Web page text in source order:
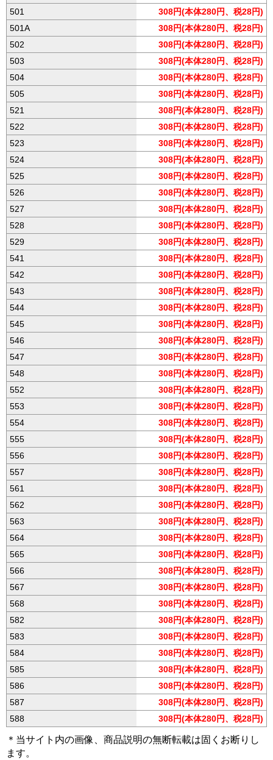
501
308円(本体280円、税28円)
501A
308円(本体280円、税28円)
502
308円(本体280円、税28円)
503
308円(本体280円、税28円)
504
308円(本体280円、税28円)
505
308円(本体280円、税28円)
521
308円(本体280円、税28円)
522
308円(本体280円、税28円)
523
308円(本体280円、税28円)
524
308円(本体280円、税28円)
525
308円(本体280円、税28円)
526
308円(本体280円、税28円)
527
308円(本体280円、税28円)
528
308円(本体280円、税28円)
529
308円(本体280円、税28円)
541
308円(本体280円、税28円)
542
308円(本体280円、税28円)
543
308円(本体280円、税28円)
544
308円(本体280円、税28円)
545
308円(本体280円、税28円)
546
308円(本体280円、税28円)
547
308円(本体280円、税28円)
548
308円(本体280円、税28円)
552
308円(本体280円、税28円)
553
308円(本体280円、税28円)
554
308円(本体280円、税28円)
555
308円(本体280円、税28円)
556
308円(本体280円、税28円)
557
308円(本体280円、税28円)
561
308円(本体280円、税28円)
562
308円(本体280円、税28円)
563
308円(本体280円、税28円)
564
308円(本体280円、税28円)
565
308円(本体280円、税28円)
566
308円(本体280円、税28円)
567
308円(本体280円、税28円)
568
308円(本体280円、税28円)
582
308円(本体280円、税28円)
583
308円(本体280円、税28円)
584
308円(本体280円、税28円)
585
308円(本体280円、税28円)
586
308円(本体280円、税28円)
587
308円(本体280円、税28円)
588
308円(本体280円、税28円)
＊当サイト内の画像、商品説明の無断転載は固くお断りし
ます。